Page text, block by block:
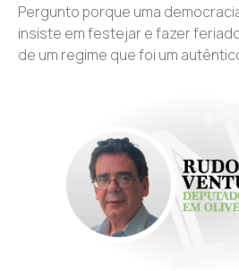
Pergunto porque uma
insiste em festejar e fazer
de um regime que foi um